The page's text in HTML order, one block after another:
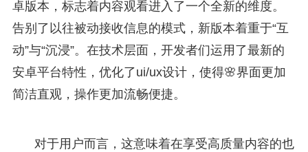
卓版本，标志着内容观看进入了一个全新的维度。
告别了以往被动接收信息的模式，新版本着重于“互
动”与“沉浸”。在技术层面，开发者们运用了最新的
安卓平台特性，优化了ui/ux设计，使得🌸界面更加
简洁直观，操作更加流畅便捷。
对于用户而言，这意味着在享受高质量内容的也